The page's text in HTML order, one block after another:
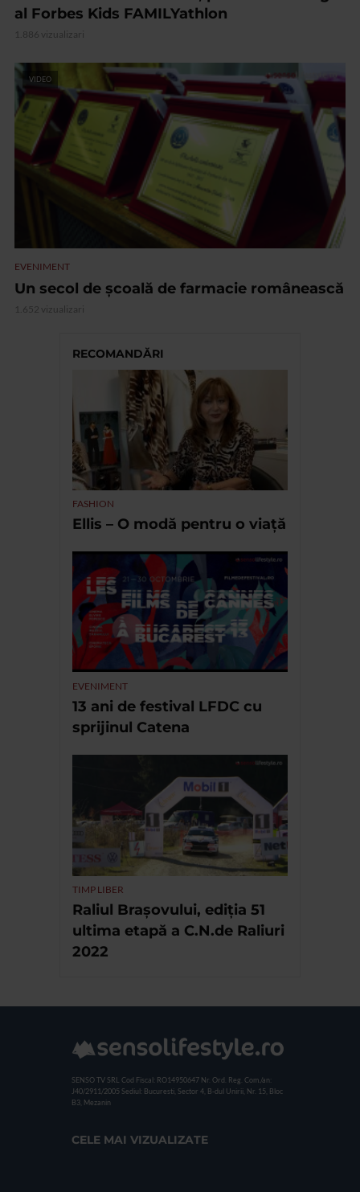
al Forbes Kids FAMILYathlon
1.886 vizualizari
VIDEO
EVENIMENT
Un secol de școală de farmacie românească
1.652 vizualizari
RECOMANDĂRI
FASHION
Ellis – O modă pentru o viață
EVENIMENT
13 ani de festival LFDC cu
sprijinul Catena
TIMP LIBER
Raliul Brașovului, ediția 51
ultima etapă a C.N.de Raliuri
2022
SENSO TV SRL Cod Fiscal: RO14950647 Nr. Ord. Reg. Com./an:
J40/2911/2005 Sediul: Bucuresti, Sector 4, B-dul Unirii, Nr. 15, Bloc
B3, Mezanin
CELE MAI VIZUALIZATE